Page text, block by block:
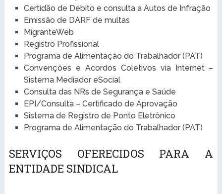
Certidão de Débito e consulta a Autos de Infração
Emissão de DARF de multas
MigranteWeb
Registro Profissional
Programa de Alimentação do Trabalhador (PAT)
Convenções e Acordos Coletivos via Internet –
Sistema Mediador eSocial
Consulta das NRs de Segurança e Saúde
EPI/Consulta – Certificado de Aprovação
Sistema de Registro de Ponto Eletrônico
Programa de Alimentação do Trabalhador (PAT)
SERVIÇOS OFERECIDOS PARA A
ENTIDADE SINDICAL